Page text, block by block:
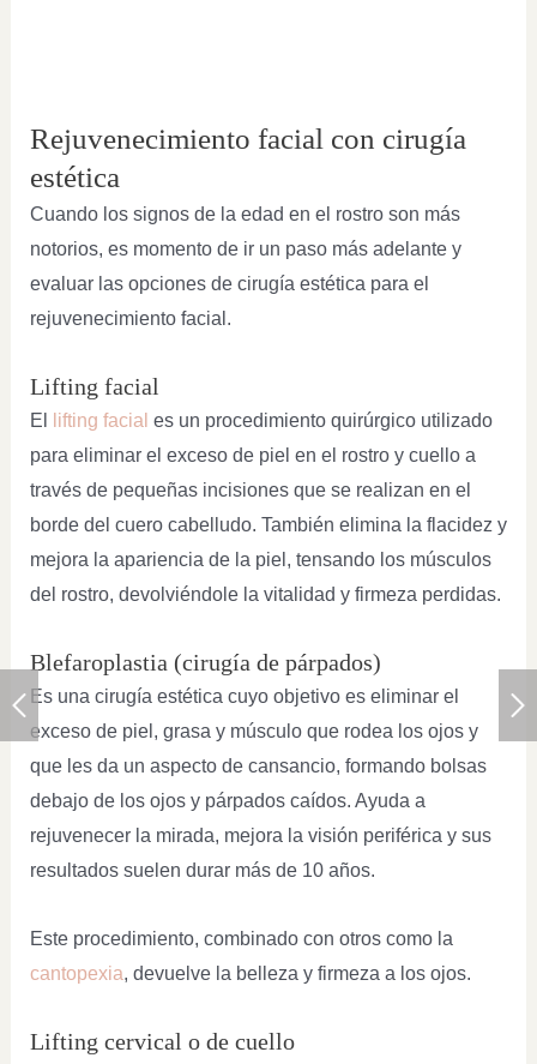
Rejuvenecimiento facial con cirugía
estética
Cuando los signos de la edad en el rostro son más
notorios, es momento de ir un paso más adelante y
evaluar las opciones de cirugía estética para el
rejuvenecimiento facial.
Lifting facial
El lifting facial es un procedimiento quirúrgico utilizado
para eliminar el exceso de piel en el rostro y cuello a
través de pequeñas incisiones que se realizan en el
borde del cuero cabelludo. También elimina la flacidez y
mejora la apariencia de la piel, tensando los músculos
del rostro, devolviéndole la vitalidad y firmeza perdidas.
Blefaroplastia (cirugía de párpados)
Es una cirugía estética cuyo objetivo es eliminar el
exceso de piel, grasa y músculo que rodea los ojos y
que les da un aspecto de cansancio, formando bolsas
debajo de los ojos y párpados caídos. Ayuda a
rejuvenecer la mirada, mejora la visión periférica y sus
resultados suelen durar más de 10 años.
Este procedimiento, combinado con otros como la
cantopexia, devuelve la belleza y firmeza a los ojos.
Lifting cervical o de cuello